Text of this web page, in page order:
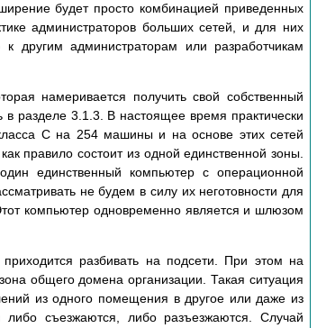
будет просто комбинацией приведенных
администраторов больших сетей, и для них
другим администраторам или разработчикам
намеривается получить свой собственный
разделе 3.1.3. В настоящее время практически
C на 254 машины и на основе этих сетей
правило состоит из одной единственной зоны.
единственный компьютер с операционной
не будем в силу их неготовности для
компьютер одновременно является и шлюзом
разбивать на подсети. При этом на
общего домена организации. Такая ситуация
из одного помещения в другое или даже из
съезжаются, либо разъезжаются. Случай